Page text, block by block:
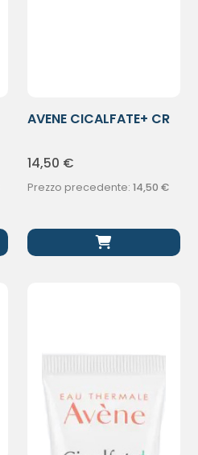
AVENE CICALFATE+ CR
14,50 €
Prezzo precedente: 14,50 €